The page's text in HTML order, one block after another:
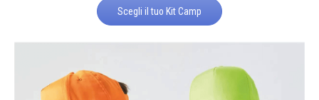
Scegli il tuo Kit Camp